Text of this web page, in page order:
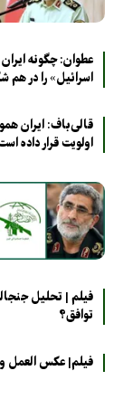
عطوان: چگونه
اسرائیل» را در
قالی‌باف: ایران
اولویت قرار داده
فیلم | تحلیل
توافق؟
فیلم| عکس العمل